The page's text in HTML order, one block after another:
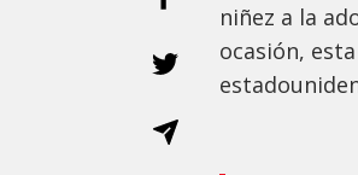
niñez a la
ocasión,